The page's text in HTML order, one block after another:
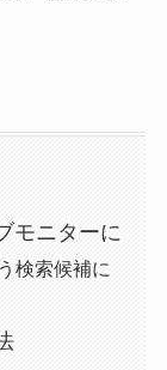
モニターに
検索候補に